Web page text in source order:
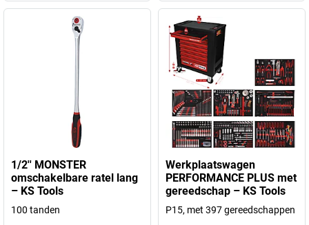
1/2'' MONSTER
omschakelbare ratel lang
– KS Tools
100 tanden
Werkplaatswagen
PERFORMANCE PLUS met
gereedschap – KS Tools
P15, met 397 gereedschappen